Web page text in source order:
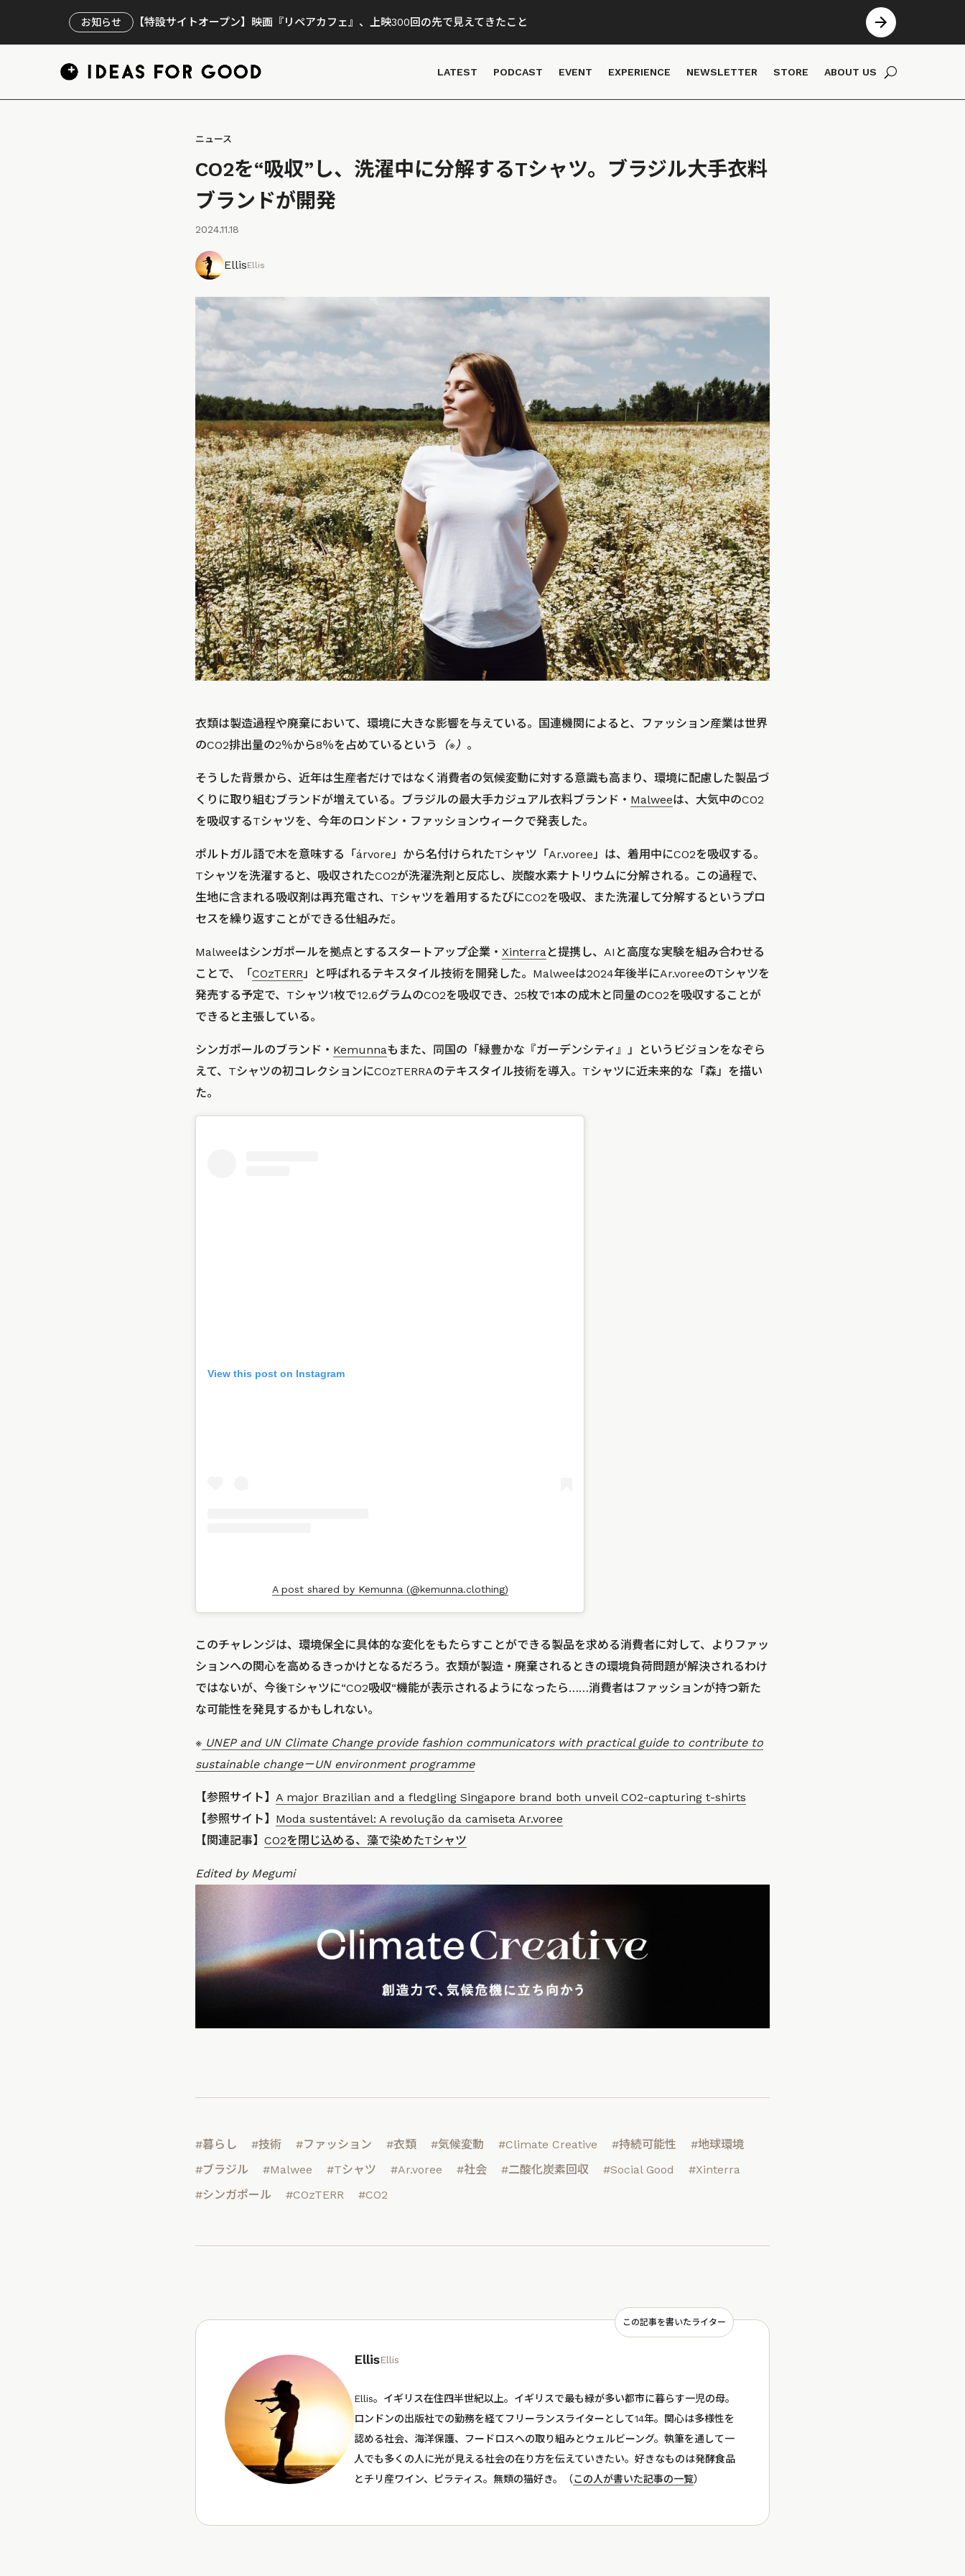
お知らせ 【特設サイトオープン】映画『リペアカフェ』、上映300回の先で見えてきたこと
LATEST PODCAST EVENT EXPERIENCE NEWSLETTER STORE ABOUT US
ニュース
CO2を“吸収”し、洗濯中に分解するTシャツ。ブラジル大手衣料
ブランドが開発
2024.11.18
EllisEllis
衣類は製造過程や廃棄において、環境に大きな影響を与えている。国連機関によると、ファッション産業は世界
のCO2排出量の2％から8％を占めているという
（※） 。
そうした背景から、近年は生産者だけではなく消費者の気候変動に対する意識も高まり、環境に配慮した製品づ
くりに取り組むブランドが増えている。ブラジルの最大手カジュアル衣料ブランド・ Malweeは、大気中のCO2
を吸収するTシャツを、今年のロンドン・ファッションウィークで発表した。
ポルトガル語で木を意味する「árvore」から名付けられたTシャツ「Ar.voree」は、着用中にCO2を吸収する。
Tシャツを洗濯すると、吸収されたCO2が洗濯洗剤と反応し、炭酸水素ナトリウムに分解される。この過程で、
生地に含まれる吸収剤は再充電され、Tシャツを着用するたびにCO2を吸収、また洗濯して分解するというプロ
セスを繰り返すことができる仕組みだ。
Malweeはシンガポールを拠点とするスタートアップ企業・ Xinterraと提携し、AIと高度な実験を組み合わせる
ことで、「COzTERR」と呼ばれるテキスタイル技術を開発した。Malweeは2024年後半にAr.voreeのTシャツを
発売する予定で、Tシャツ1枚で12.6グラムのCO2を吸収でき、25枚で1本の成木と同量のCO2を吸収することが
できると主張している。
シンガポールのブランド・ Kemunnaもまた、同国の「緑豊かな『ガーデンシティ』」というビジョンをなぞら
えて、Tシャツの初コレクションにCOzTERRAのテキスタイル技術を導入。Tシャツに近未来的な「森」を描い
た。
View this post on Instagram
A post shared by Kemunna (@kemunna.clothing)
このチャレンジは、環境保全に具体的な変化をもたらすことができる製品を求める消費者に対して、よりファッ
ションへの関心を高めるきっかけとなるだろう。衣類が製造・廃棄されるときの環境負荷問題が解決されるわけ
ではないが、今後Tシャツに“CO2吸収“機能が表示されるようになったら……消費者はファッションが持つ新た
な可能性を発見するかもしれない。
※ UNEP and UN Climate Change provide fashion communicators with practical guide to contribute to
sustainable change－UN environment programme
【参照サイト】 A major Brazilian and a fledgling Singapore brand both unveil CO2-capturing t-shirts
【参照サイト】 Moda sustentável: A revolução da camiseta Ar.voree
【関連記事】 CO2を閉じ込める、藻で染めたTシャツ
Edited by Megumi
#暮らし #技術 #ファッション #衣類 #気候変動 #Climate Creative #持続可能性
#地球環境
#ブラジル
#Malwee #Tシャツ #Ar.voree #社会 #二酸化炭素回収 #Social Good
#Xinterra
#シンガポール
#COzTERR #CO2
この記事を書いたライター
EllisEllis
Ellis。イギリス在住四半世紀以上。イギリスで最も緑が多い都市に暮らす一児の母。
ロンドンの出版社での勤務を経てフリーランスライターとして14年。関心は多様性を
認める社会、海洋保護、フードロスへの取り組みとウェルビーング。執筆を通して一
人でも多くの人に光が見える社会の在り方を伝えていきたい。好きなものは発酵食品
とチリ産ワイン、ピラティス。無類の猫好き。（この人が書いた記事の一覧）